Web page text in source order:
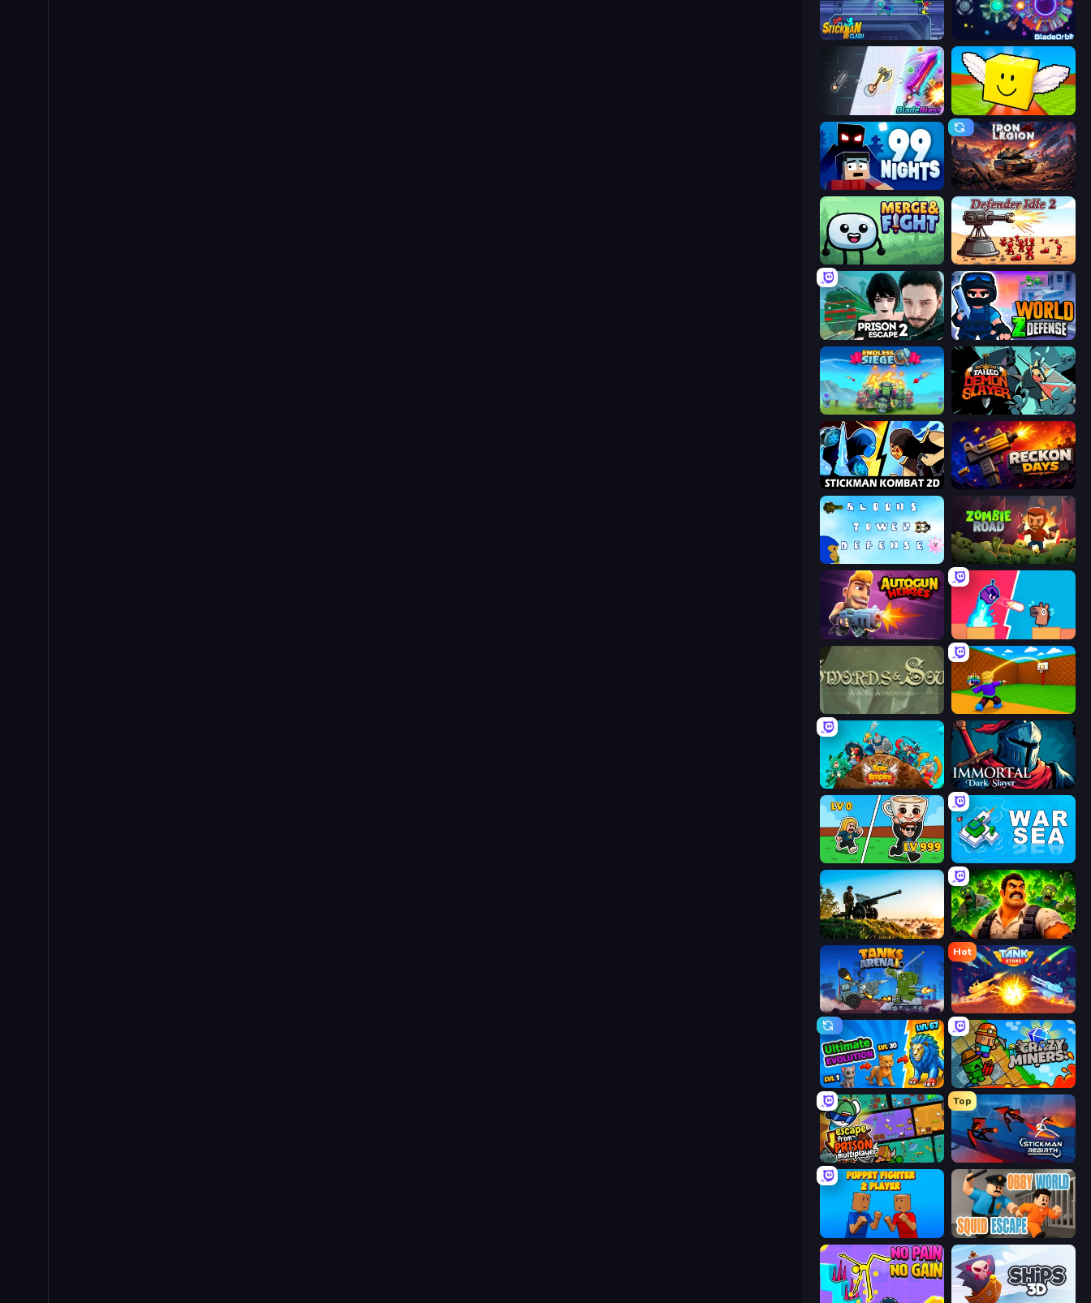
Stickman Clash BladeOrbit.io
BladeBlast.io Lucky Brainrot Blocks Online
99 Nights (Bloxd.io) Iron Legion
Merge & Fight Defender Idle 2
Prison Escape 2 World Z Defense - Zombie Defense
Endless Siege Tailed Demon Slayer
Stickman Kombat 2D Reckon Days
Zombie Road
Autogun Heroes Boom Slingers ReBoom
Swords & Souls Throw a Lucky Block
Epic Empire: Tower Defense Immortal: Dark Slayer
Brainrot Arena Online War Sea
Artillery Vs Tanks Zombie Lab Escape
Tanks Arena io: Craft & Combat
Hot
Tank Stars
Ultimate Evolution Crazy Miners
Escape From Prison Multiplayer
Top
Stickman Rebirth
Puppet Fighter 2 Player